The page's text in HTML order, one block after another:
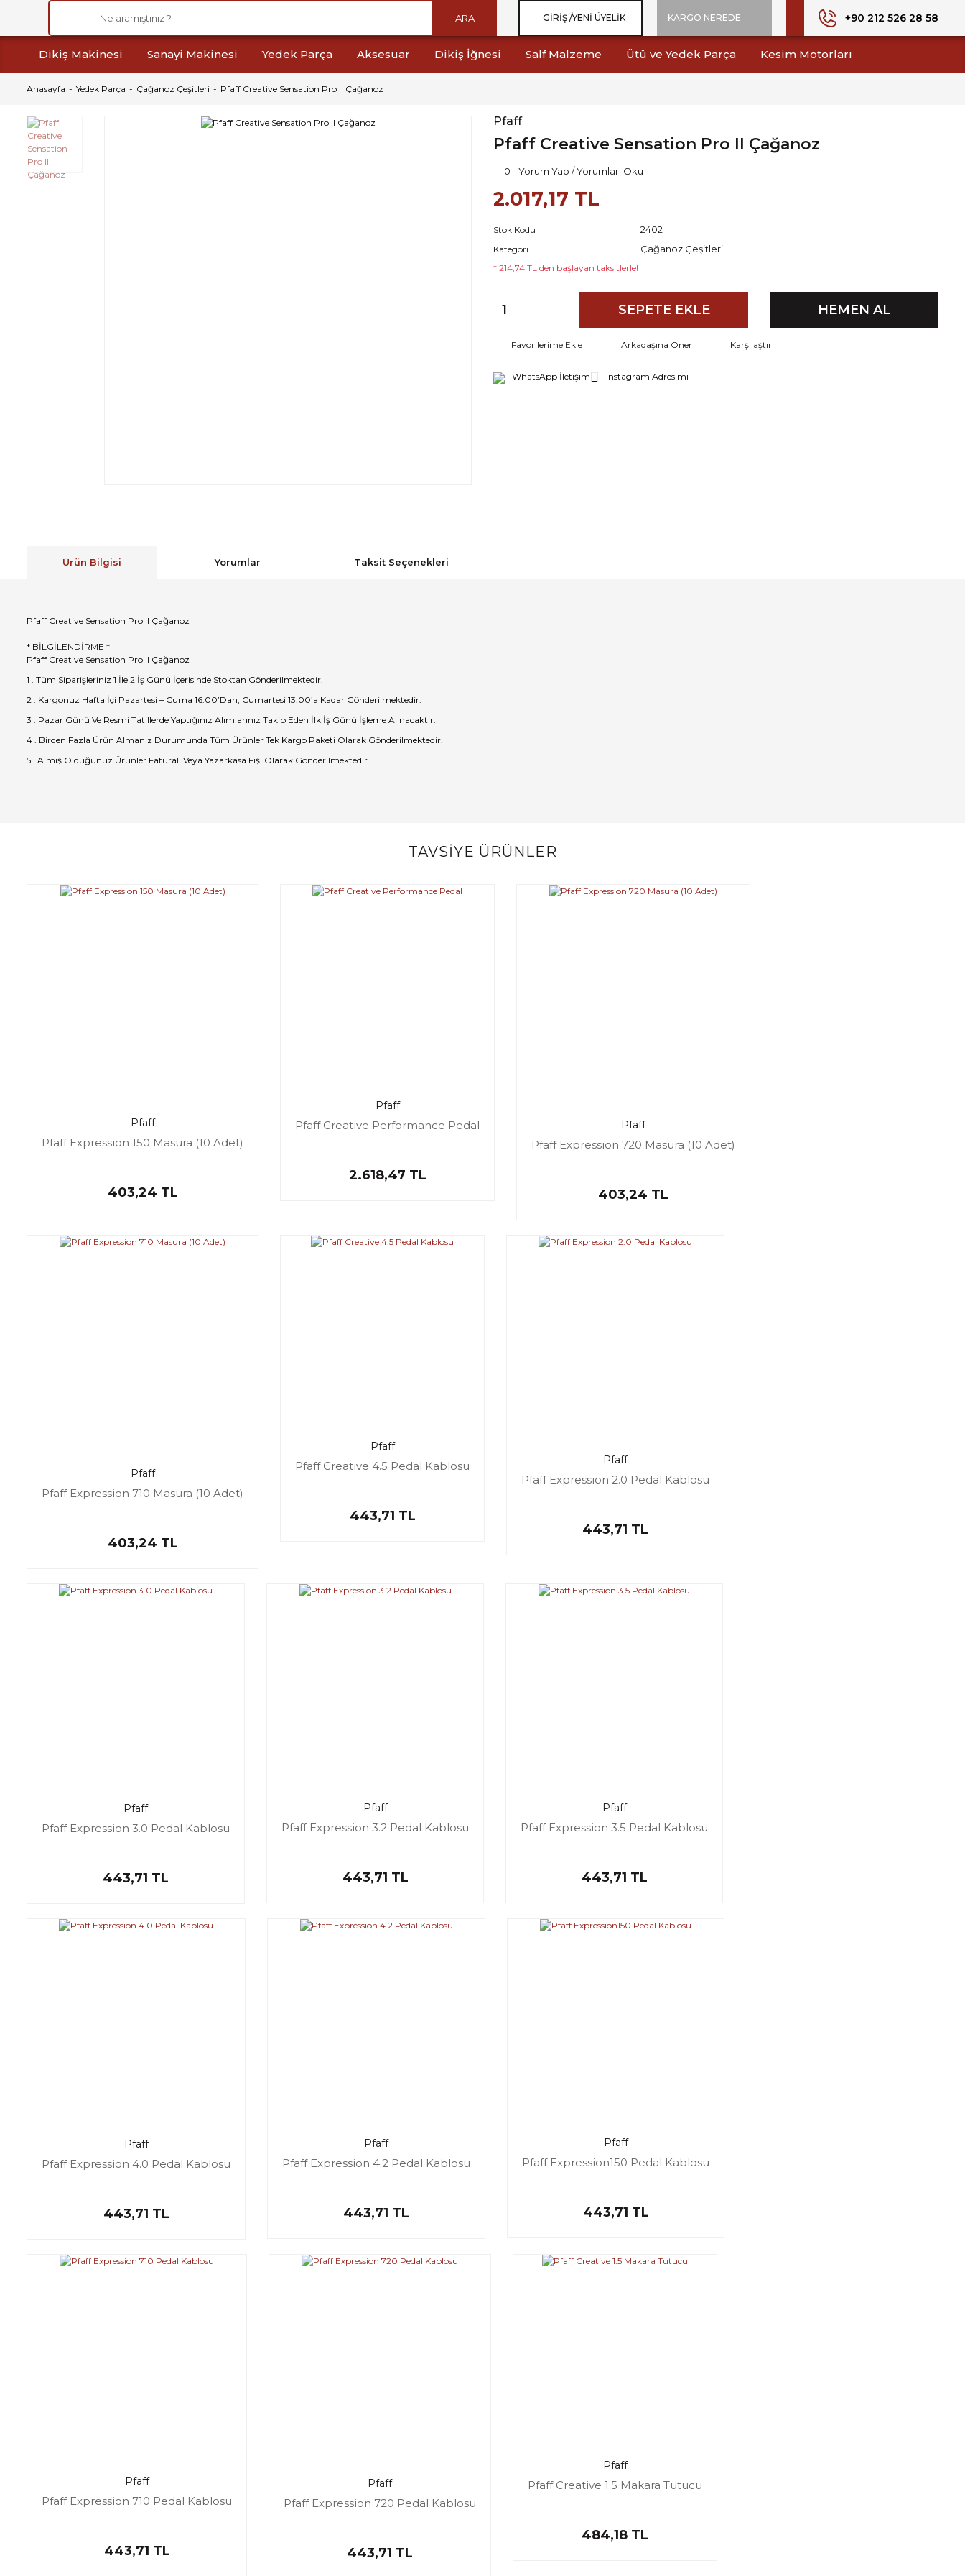
ARA GIRIŞ /YENI ÜYELIK KARGO NEREDE +90 212 526 28 58
Dikiş Makinesi Sanayi Makinesi Yedek Parça Aksesuar Dikiş İğnesi Salf Malzeme Ütü ve Yedek Parça Kesim Motorları
Anasayfa Yedek Parça Çağanoz Çeşitleri Pfaff Creative Sensation Pro II Çağanoz
Pfaff
Pfaff Creative Sensation Pro II Çağanoz
0 - Yorum Yap / Yorumları Oku
2.017,17 TL
Stok Kodu 2402
Kategori Çağanoz Çeşitleri
* 214,74 TL den başlayan taksitlerle!
SEPETE EKLE HEMEN AL
Arkadaşına Öner Karşılaştır
WhatsApp İletişim Instagram Adresimi
Ürün Bilgisi Yorumlar Taksit Seçenekleri
Pfaff Creative Sensation Pro II Çağanoz
* BİLGİLENDİRME *
Pfaff Creative Sensation Pro II Çağanoz
1 . Tüm Siparişleriniz 1 İle 2 İş Günü İçerisinde Stoktan Gönderilmektedir.
2 . Kargonuz Hafta İçi Pazartesi – Cuma 16:00’Dan, Cumartesi 13:00’a Kadar Gönderilmektedir.
3 . Pazar Günü Ve Resmi Tatillerde Yaptığınız Alımlarınız Takip Eden İlk İş Günü İşleme Alınacaktır.
4 . Birden Fazla Ürün Almanız Durumunda Tüm Ürünler Tek Kargo Paketi Olarak Gönderilmektedir.
5 . Almış Olduğunuz Ürünler Faturalı Veya Yazarkasa Fişi Olarak Gönderilmektedir
Bu ürüne ilk yorumu siz yapın!
TAVSİYE ÜRÜNLER
Pfaff
Pfaff Expression 150 Masura (10 Adet)
403,24 TL
Pfaff
Pfaff Creative Performance Pedal
2.618,47 TL
Pfaff
Pfaff Expression 720 Masura (10 Adet)
403,24 TL
Pfaff
Pfaff Expression 710 Masura (10 Adet)
403,24 TL
Pfaff
Pfaff Creative 4.5 Pedal Kablosu
443,71 TL
Pfaff
Pfaff Expression 2.0 Pedal Kablosu
443,71 TL
Pfaff
Pfaff Expression 3.0 Pedal Kablosu
443,71 TL
Pfaff
Pfaff Expression 3.2 Pedal Kablosu
443,71 TL
Pfaff
Pfaff Expression 3.5 Pedal Kablosu
443,71 TL
Pfaff
Pfaff Expression 4.0 Pedal Kablosu
443,71 TL
Pfaff
Pfaff Expression 4.2 Pedal Kablosu
443,71 TL
Pfaff
Pfaff Expression150 Pedal Kablosu
443,71 TL
Pfaff
Pfaff Expression 710 Pedal Kablosu
443,71 TL
Pfaff
Pfaff Expression 720 Pedal Kablosu
443,71 TL
Pfaff
Pfaff Creative 1.5 Makara Tutucu
484,18 TL